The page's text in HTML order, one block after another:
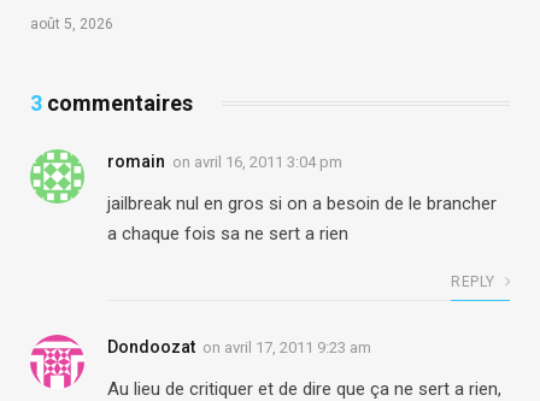
août 5, 2026
3 commentaires
romain on avril 16, 2011 3:04 pm
jailbreak nul en gros si on a besoin de le brancher
a chaque fois sa ne sert a rien
REPLY
Dondoozat on avril 17, 2011 9:23 am
Au lieu de critiquer et de dire que ça ne sert a rien,